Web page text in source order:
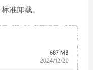
准卸载。